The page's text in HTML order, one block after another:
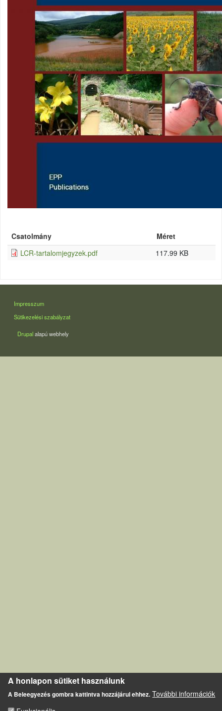
Csatolmány
Méret
LCR-tartalomjegyzek.pdf
117.99 KB
LÁBLÉC
Impresszum
Sütikezelési szabályzat
Drupalalapú webhely
A honlapon sütiket használunk
A Beleegyezés gombra kattintva hozzájárul ehhez. További információk